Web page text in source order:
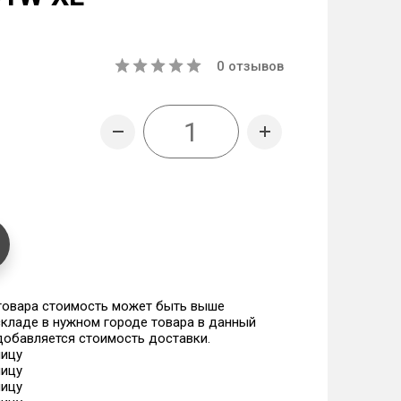
0 отзывов
стоимость может быть выше
в нужном городе товара в данный
стоимость доставки.